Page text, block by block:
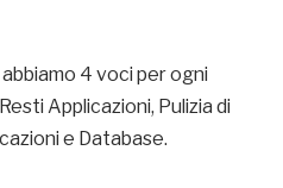
4 voci per ogni
Applicazioni, Pulizia di
e Database.